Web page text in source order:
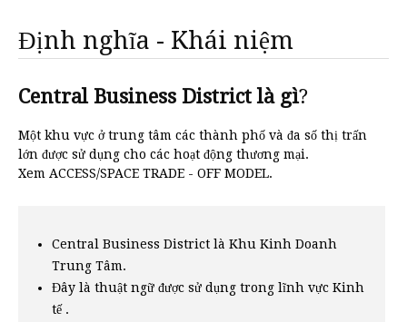
Định nghĩa - Khái niệm
Central Business District là gì?
Một khu vực ở trung tâm các thành phố và đa số thị trấn
lớn được sử dụng cho các hoạt động thương mại.
Xem ACCESS/SPACE TRADE - OFF MODEL.
Central Business District là Khu Kinh Doanh
Trung Tâm.
Đây là thuật ngữ được sử dụng trong lĩnh vực Kinh
tế .